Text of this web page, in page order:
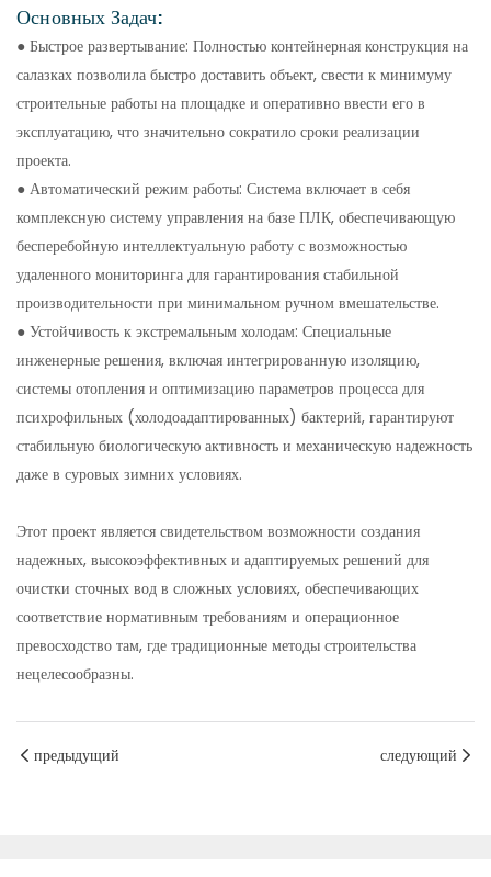
Основных Задач:
● Быстрое развертывание: Полностью контейнерная конструкция на
салазках позволила быстро доставить объект, свести к минимуму
строительные работы на площадке и оперативно ввести его в
эксплуатацию, что значительно сократило сроки реализации
проекта.
● Автоматический режим работы: Система включает в себя
комплексную систему управления на базе ПЛК, обеспечивающую
бесперебойную интеллектуальную работу с возможностью
удаленного мониторинга для гарантирования стабильной
производительности при минимальном ручном вмешательстве.
● Устойчивость к экстремальным холодам: Специальные
инженерные решения, включая интегрированную изоляцию,
системы отопления и оптимизацию параметров процесса для
психрофильных (холодоадаптированных) бактерий, гарантируют
стабильную биологическую активность и механическую надежность
даже в суровых зимних условиях.
Этот проект является свидетельством возможности создания
надежных, высокоэффективных и адаптируемых решений для
очистки сточных вод в сложных условиях, обеспечивающих
соответствие нормативным требованиям и операционное
превосходство там, где традиционные методы строительства
нецелесообразны.
предыдущий следующий